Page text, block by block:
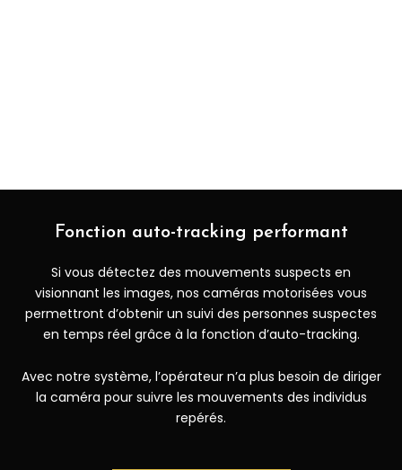
Fonction auto-tracking performant
Si vous détectez des mouvements suspects en
visionnant les images, nos caméras motorisées vous
permettront d’obtenir un suivi des personnes suspectes
en temps réel grâce à la fonction d’auto-tracking.
Avec notre système, l’opérateur n’a plus besoin de diriger
la caméra pour suivre les mouvements des individus
repérés.